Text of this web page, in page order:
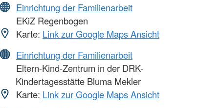
Einrichtung der Familienarbeit
EKiZ Regenbogen
Karte: Link zur Google Maps Ansicht
Einrichtung der Familienarbeit
Eltern-Kind-Zentrum in der DRK-
Kindertagesstätte Bluma Mekler
Karte: Link zur Google Maps Ansicht